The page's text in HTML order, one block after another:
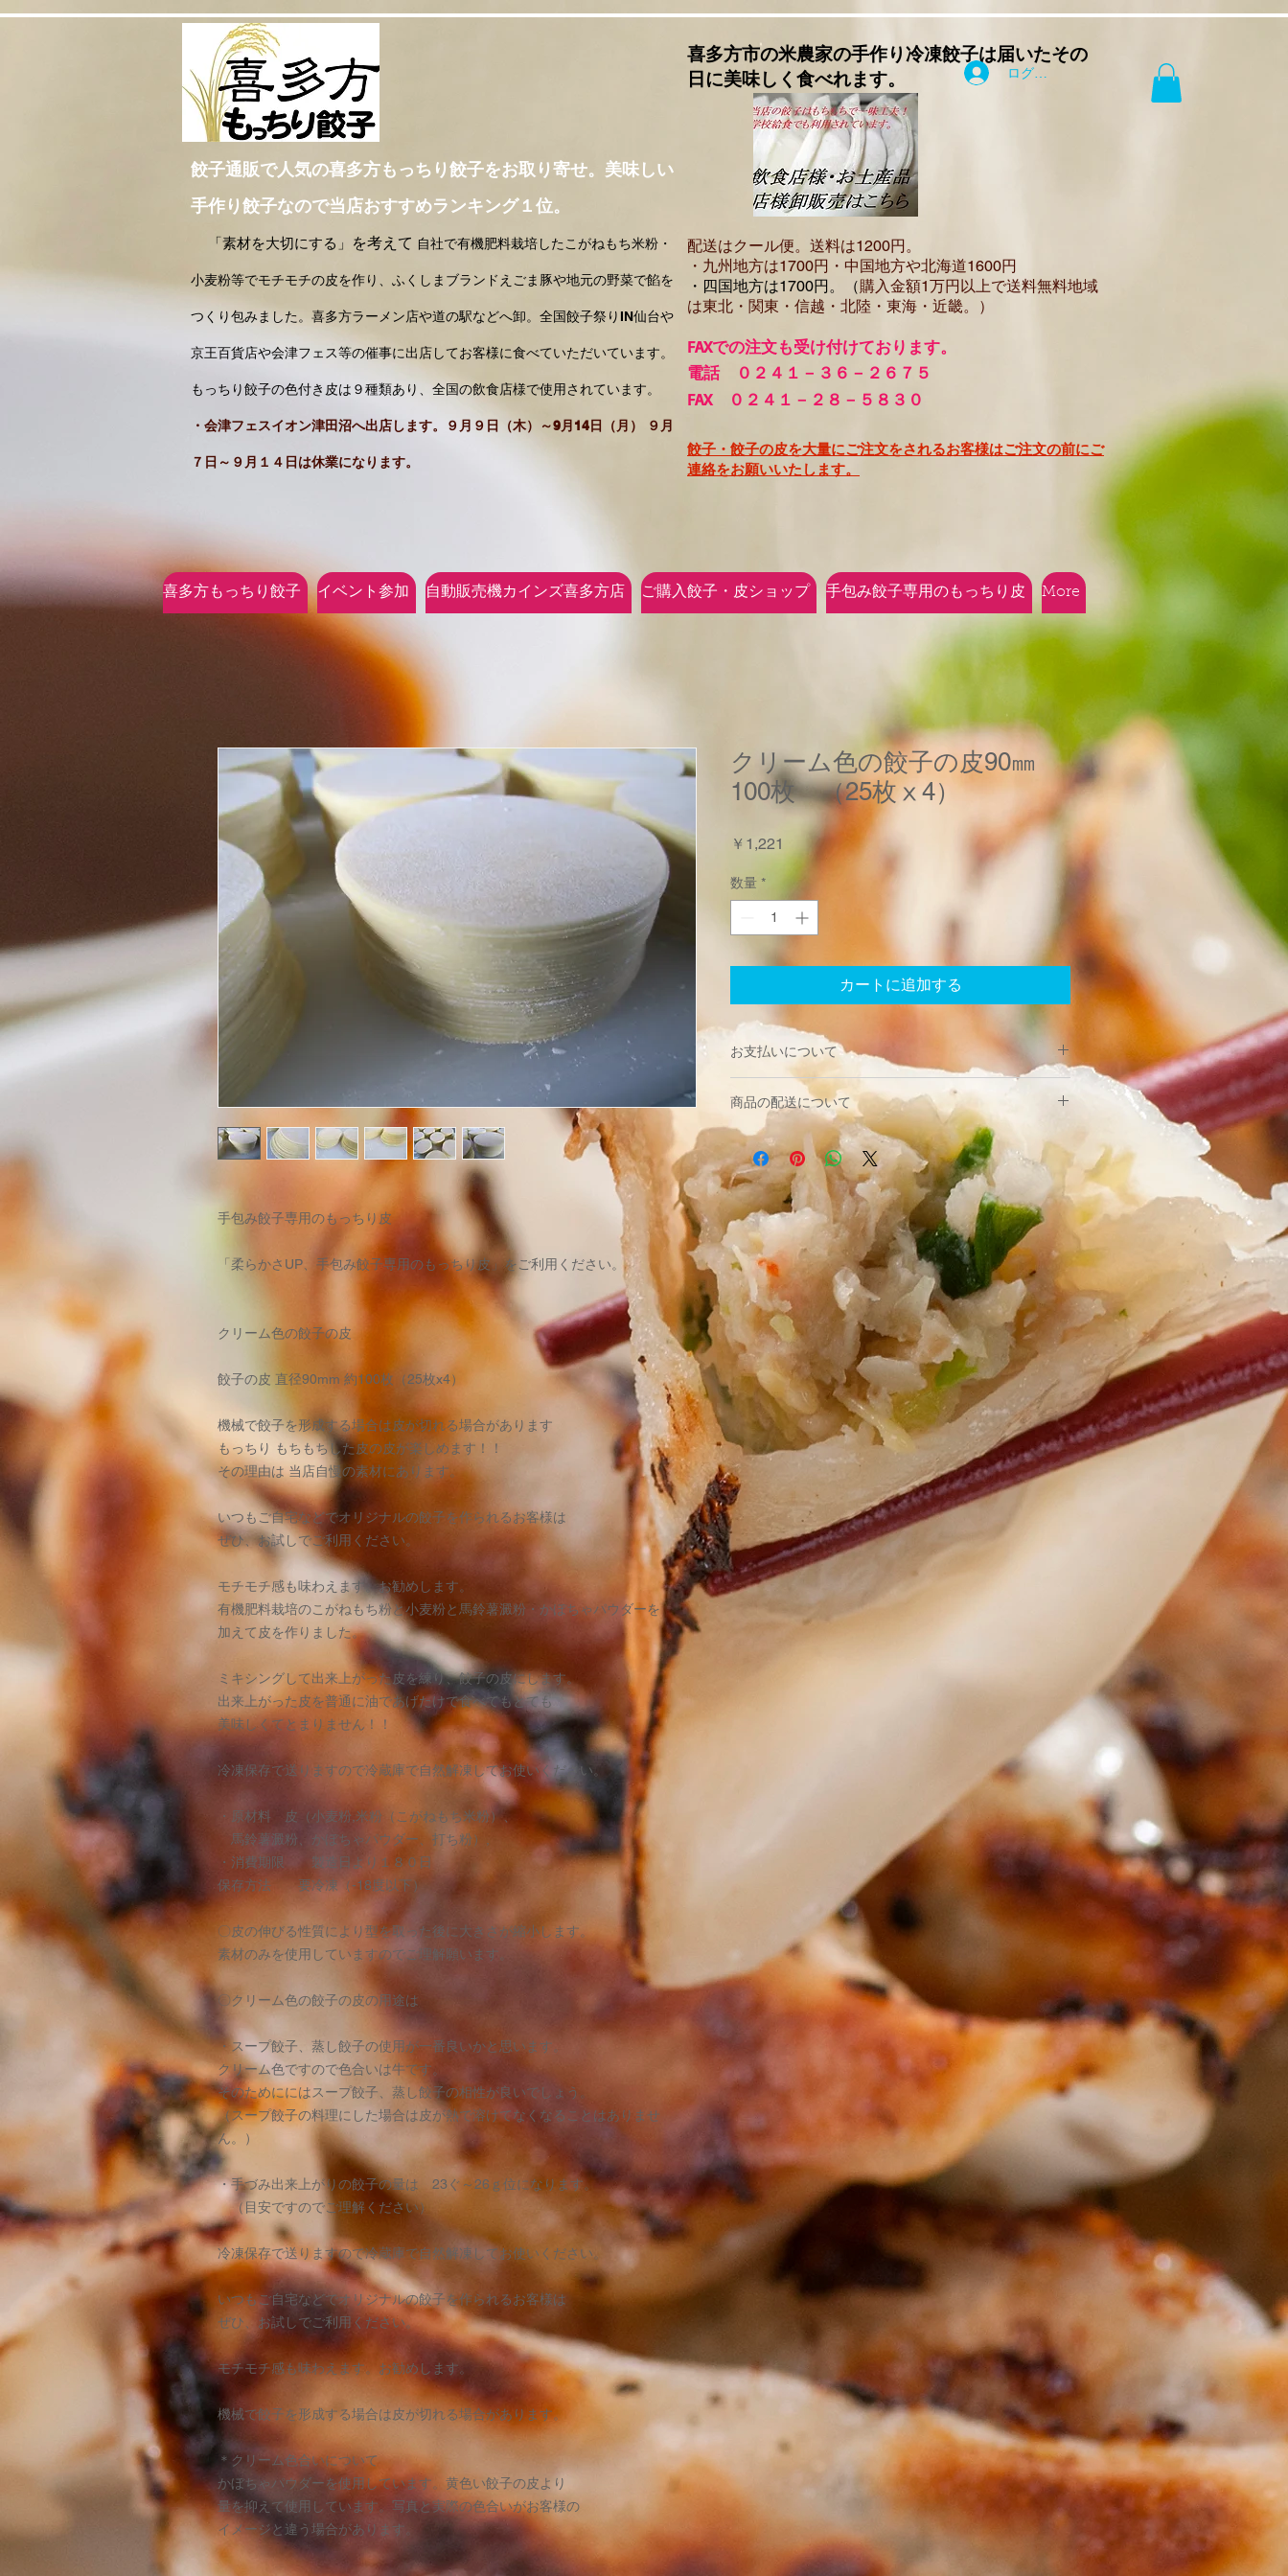
餃子通販で人気の喜多方もっちり餃子をお取り寄せ。美味しい
手作り餃子なので当店おすすめランキング１位。
「素材を大切にする」 を考えて 自社で有機肥料栽培したこがねもち米粉・
小麦粉等でモチモチの皮を作り、ふくしまブランドえごま豚や地元の野菜で餡を
つくり包みました。喜多方ラーメン店や道の駅などへ卸。全国餃子祭りIN仙台や
京王百貨店や会津フェス等の催事に出店してお客様に食べていただいています。
もっちり餃子の色付き皮は９種類あり、全国の飲食店様で使用されています。
・会津フェスイオン津田沼へ出店します。９月９日（木）～9月14日（月） ９月
７日～９月１４日は休業になります。
喜多方市の米農家の手作り冷凍餃子は届いたその
日に美味しく食べれます。
配送はクール便。送料は1200円。
・​九州地方は1700円 ・中国地方や北海道1600円
・四国地方は1700円。（購入金額1万円以上で送料無料地域
は東北・関東・信越・北陸・東海・近畿。）
FAXでの注文も受け付けております。
電話 ０２４１－３６－２６７５
FAX ０２４１－２８－５８３０
餃子・餃子の皮を大量にご注文をされるお客様はご注文の前にご
連絡をお願いいたします。​
ログイン
喜多方もっちり餃子 イベント参加 自動販売機カインズ喜多方店 ご購入餃子・皮ショップ 手包み餃子専用のもっちり皮 More
手包み餃子専用のもっちり皮
「柔らかさUP、手包み餃子専用のもっちり皮」をご利用ください。
クリーム色の餃子の皮
餃子の皮 直径90mm 約100枚（25枚x4）
機械で餃子を形成する場合は皮が切れる場合があります
もっちり もちもちした皮の皮が楽しめます！！
その理由は 当店自慢の素材にあります。
いつもご自宅などでオリジナルの餃子を作られるお客様は
ぜひ、お試しでご利用ください。
モチモチ感も味わえます。お勧めします。
有機肥料栽培のこがねもち粉と小麦粉と馬鈴薯澱粉・かぼちゃパウダーを
加えて皮を作りました。
ミキシングして出来上がった皮を練り、餃子の皮にします。
出来上がった皮を普通に油であげたけで食べてもとても
美味しくてとまりません！！
冷凍保存で送りますので冷蔵庫で自然解凍してお使いください。
・原材料 皮（小麦粉,米粉（こがねもち米粉）、
馬鈴薯澱粉、かぼちゃパウダー、打ち粉）,
・消費期限 製造日より１８０日
保存方法 要冷凍（-18度以下）
〇皮の伸びる性質により型を取った後に大きさが縮小します。
素材のみを使用していますのでご理解願います。
〇クリーム色の餃子の皮の用途は
・スープ餃子、蒸し餃子の使用が一番良いかと思います。
クリーム色ですので色合いは牛です。
そのためににはスープ餃子、蒸し餃子の相性が良いでしょう。
（スープ餃子の料理にした場合は皮が熱で溶けてなくなることはありませ
ん。）
・手づみ出来上がりの餃子の量は 23ぐ～26ｇ位になります。
（目安ですのでご理解ください）
冷凍保存で送りますので冷蔵庫で自然解凍してお使いください。
いつもご自宅などでオリジナルの餃子を作られるお客様は
ぜひ、お試しでご利用ください。
モチモチ感も味わえます。お勧めします。
機械で餃子を形成する場合は皮が切れる場合があります。
＊クリーム色合いについて
かぼちゃパウダーを使用しています。黄色い餃子の皮より
量を抑えて使用しています。写真と実際の色合いがお客様の
イメージと違う場合があります。
クリーム色の餃子の皮90㎜
100枚 （25枚ⅹ4）
￥1,221
格
数量 *
カートに追加する
お支払いについて
ご注文について
お客様がご注文をされましたら自動返信メールが送られ
ます。
その後、当店から「ご注文ありがとうございます。」メ
ールを
お送りいたします。こちらには送料を含めた金額が提示
されて
おりますのでご確認いただきお支払いをお願いいたしま
す。
・お支払いは
①クレジットカード決済
②コレクト（代金引替）サービス
代金引き換え手数料３３０円が必要です。
③銀行振込
会津信用金庫 喜多方支店
口座番号 （普通） １０４１９４１
口座名 自然食品 ばんだい
商品注文後7日以内にお振込み下さい。
＊郵便と銀行のお支払いは前払いになります。
＊振込手数料はお客様ご負担になります。
ご注文金額が10,000円以上の場合は送料無料（一部地域
を除く）
商品の配送について
返品・返金ポリシー
・返品・交換は
＊商品が到着しましたら、必ず直ぐに内容をお確かめ下
さい。
＊当店理由による返品（内容相違・破損・損傷等）は、
着払いで７日以内に返品して下さい。
＊商品の特性上、お客様のご都合による返品は原則とし
てお受けしかねます。
＊商品の特性上、お客様が使用後の返品はお受けできま
せん。
＊商品到着後お客様ご都合によるご返品の送料はお客様
ご負担になります。
＊出荷時には外観は検品しておりますが、もし何か問題
が御座いましたらお気軽にご相談下さい。
＊責任を持って、お客様の立場に立って対応致します。
＊当店理由による返品は、商品が送られてきた箱に返品
する商品を入れて当店宛へ着払いでお願いします。
商品発送
ご注文いただきまして３日～７日の間に発送いたしま
配送はヤマトクール便。
送料はHPの上部に記載しております。
＊海外への配送はお受けできませんのでご注意下さい！
原料不足や数量限定品等、まれにご注文いただいても商
品在庫がない場合もありますのでご容赦くださいませ。
運営統括責任者 瓜生 和徳
所在地 〒９６６－０１０３ 福島県喜多方市熱塩加納町
加納字古屋敷甲2889－4
ＴＥＬ：０２４１ー３６－２６７５ ＦＡＸ：０２４
１－２８－５８３０
ｅ－ｍａｉｌ bandai7@bz04.plala.or.jp